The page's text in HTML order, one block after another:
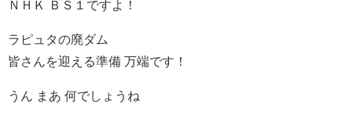
ＮＨＫ ＢＳ１ですよ！
ラピュタの廃ダム
皆さんを迎える準備 万端です！
うん まあ 何でしょうね